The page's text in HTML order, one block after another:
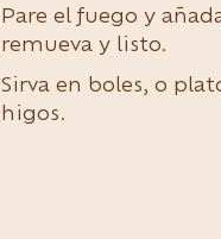
Pare el fuego y
remueva y listo.
Sirva en boles, o
higos.